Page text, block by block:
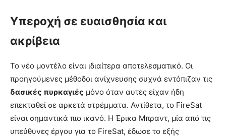
Υπεροχή σε ευαισθησία και
ακρίβεια
Το νέο μοντέλο είναι ιδιαίτερα αποτελεσματικό. Οι
προηγούμενες μέθοδοι ανίχνευσης συχνά εντόπιζαν τις
δασικές πυρκαγιές μόνο όταν αυτές είχαν ήδη
επεκταθεί σε αρκετά στρέμματα. Αντίθετα, το FireSat
είναι σημαντικά πιο ικανό. Η Έρικα Μπραντ, μία από τις
υπεύθυνες έργου για το FireSat, έδωσε το εξής